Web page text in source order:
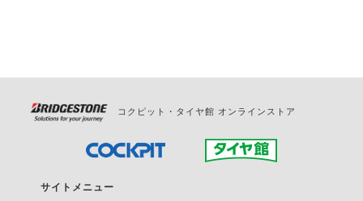
コクピット・タイヤ館 オンラインストア
サイトメニュー